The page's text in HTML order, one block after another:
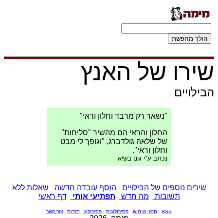
שירו של האנץ
הבילויים
"נשאר רק מרבד וחלון וראי"
החלון והראי הם מהשיר "סליחות"
של שלאה גולדברג, "וגופך לי מבט
וחלון וראי".
נכתב ע"י גונן בשיא
שירים נוספים של הבילויים הוסף עובדה חדשה
שאלות ללא
תשובות
מה חדש תפתיעי אותי דף ראשי
RSS תנאי שימוש פסיכולוגית פסיכולוג תודות צור קשר